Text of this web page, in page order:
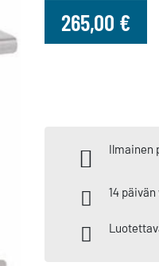
265,00 €
Ilmainen
14